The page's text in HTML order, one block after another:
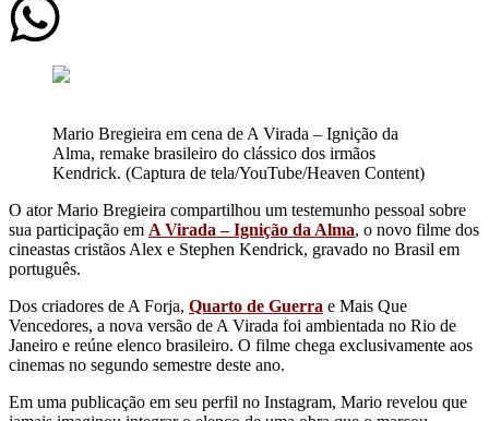
Mario Bregieira em cena de A Virada – Ignição da
Alma, remake brasileiro do clássico dos irmãos
Kendrick. (Captura de tela/YouTube/Heaven Content)
O ator Mario Bregieira compartilhou um testemunho pessoal sobre
sua participação em A Virada – Ignição da Alma, o novo filme dos
cineastas cristãos Alex e Stephen Kendrick, gravado no Brasil em
português.
Dos criadores de A Forja, Quarto de Guerra e Mais Que
Vencedores, a nova versão de A Virada foi ambientada no Rio de
Janeiro e reúne elenco brasileiro. O filme chega exclusivamente aos
cinemas no segundo semestre deste ano.
Em uma publicação em seu perfil no Instagram, Mario revelou que